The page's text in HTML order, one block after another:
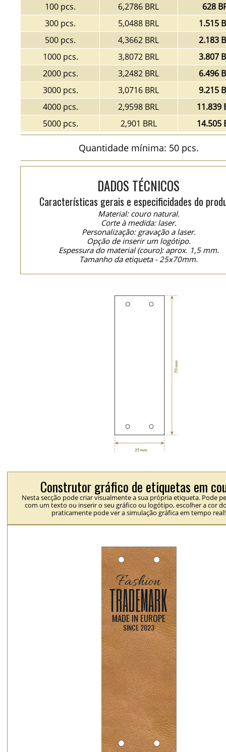
100 pcs.
6,2786 BRL
628
300 pcs.
5,0488 BRL
1.515
500 pcs.
4,3662 BRL
2.183
1000 pcs.
3,8072 BRL
3.807
2000 pcs.
3,2482 BRL
6.496
3000 pcs.
3,0716 BRL
9.215
4000 pcs.
2,9598 BRL
11.839
5000 pcs.
2,901 BRL 14.505
Quantidade mínima: 50 pcs.
DADOS TÉCNICOS
Características gerais e especificidades do
Material: couro natural.
Corte à medida: laser.
Personalização: gravação a laser.
Opção de inserir um logótipo.
Espessura do material (couro): aprox. 1,5 mm.
Tamanho da etiqueta - 25x70mm.
Construtor gráfico de etiquetas em
Nesta secção pode criar visualmente a sua própria etiqueta. Pode
com um texto ou inserir o seu gráfico ou logótipo, escolher a cor
praticamente pode ver a simulação gráfica em tempo real!